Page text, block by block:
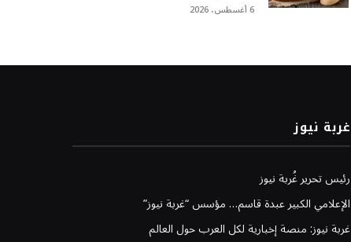
6 أغسطس، 2026
غربة نيوز
رئيس تحرير غُربة نيوز
الإعلامي الكبير عبدة قاسم… مؤسس “غربة نيوز”
غربة نيوز: منصة إخبارية لكل العرب حول العالم